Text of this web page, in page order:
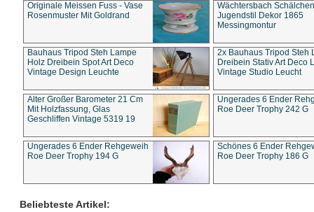
Originale Meissen Fuss - Vase
Rosenmuster Mit Goldrand
Wächtersbach Schälchen
Jugendstil Dekor 1865
Messingmontur
Bauhaus Tripod Steh Lampe
Holz Dreibein Spot Art Deco
Vintage Design Leuchte
2x Bauhaus Tripod Steh
Dreibein Stativ Art Deco
Vintage Studio Leucht
Alter Großer Barometer 21 Cm
Mit Holzfassung, Glas
Geschliffen Vintage 5319 19
Ungerades 6 Ender
Roe Deer Trophy 242 G
Ungerades 6 Ender Rehgeweih
Roe Deer Trophy 194 G
Schönes 6 Ender
Roe Deer Trophy 186 G
Beliebteste Artikel: